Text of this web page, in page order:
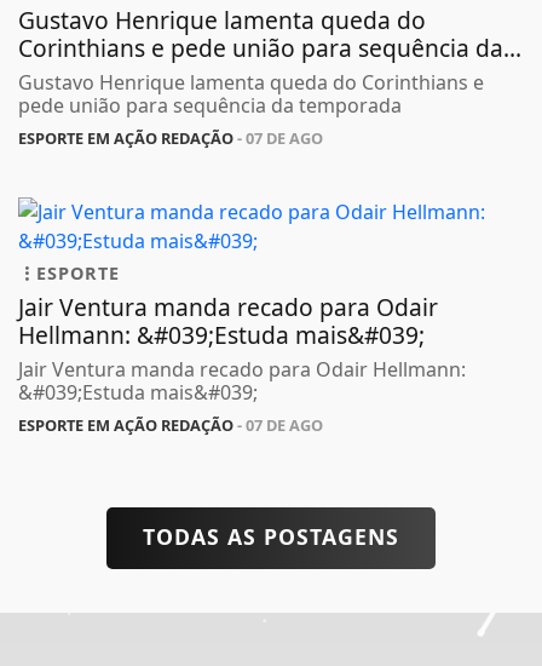
Gustavo Henrique lamenta queda do
Corinthians e pede união para sequência da...
Gustavo Henrique lamenta queda do Corinthians e
pede união para sequência da temporada
ESPORTE EM AÇÃO REDAÇÃO- 07 DE AGO
ESPORTE
Jair Ventura manda recado para Odair
Hellmann: &#039;Estuda mais&#039;
Jair Ventura manda recado para Odair Hellmann:
&#039;Estuda mais&#039;
ESPORTE EM AÇÃO REDAÇÃO- 07 DE AGO
TODAS AS POSTAGENS